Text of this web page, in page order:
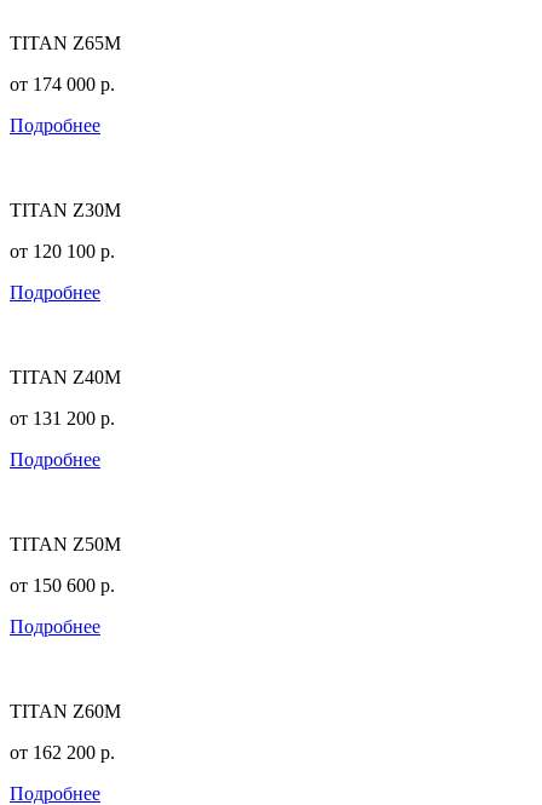
TITAN Z65M
от 174 000 р.
Подробнее
TITAN Z30M
от 120 100 р.
Подробнее
TITAN Z40M
от 131 200 р.
Подробнее
TITAN Z50M
от 150 600 р.
Подробнее
TITAN Z60M
от 162 200 р.
Подробнее